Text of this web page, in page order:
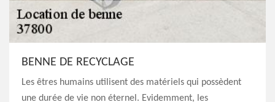
BENNE DE RECYCLAGE
Les êtres humains utilisent des matériels qui possèdent
une durée de vie non éternel. Evidemment, les